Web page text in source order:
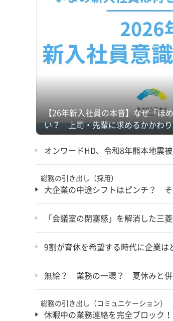
【26年新入社員の本音】なぜ「ほ
い？ 上司・先輩に求めるかかわ
オンワードHD、令和8年熊本地震
総務の引き出し（採用）
大企業の中途シフトはピンチ？
「会議室の閉塞感」を解消した
9割が育休を希望する時代に企業
無給？ 業務の一環？ 夏休みと併
総務の引き出し（コミュニケーション）
休暇中の業務連絡を完全ブロック